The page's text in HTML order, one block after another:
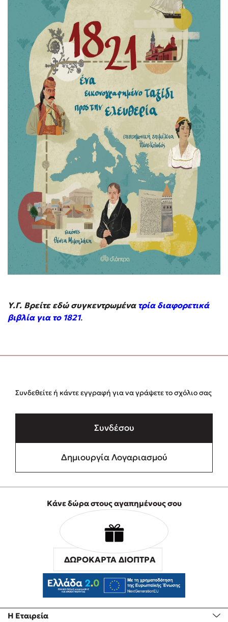
Υ.Γ. Βρείτε εδώ συγκεντρωμένα τρία διαφορετικά
βιβλία για το 1821.
Συνδεθείτε ή κάντε εγγραφή για να γράψετε το σχόλιο σας
Συνδέσου
Δημιουργία Λογαριασμού
Η Εταιρεία
Κάνε δώρα στους αγαπημένους σου
ΔΩΡΟΚΑΡΤΑ ΔΙΟΠΤΡΑ